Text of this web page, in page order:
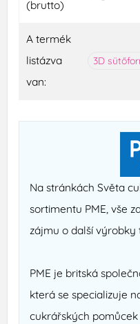
(brutto)
A termék
listázva
van:
3D
Na stránkách Světa
sortimentu PME, vše
zájmu o další výrobky
PME je britská
která se specializuje
cukrářských pomůcek